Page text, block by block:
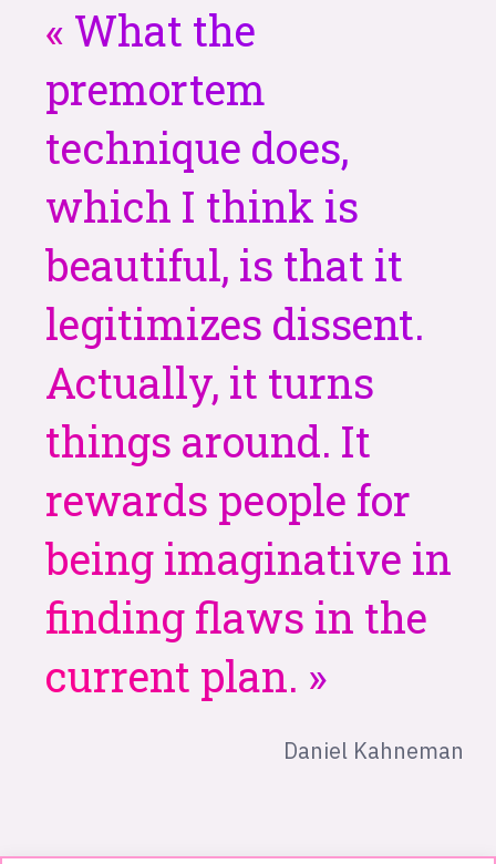
What the
premortem
technique does,
which I think is
beautiful, is that it
legitimizes dissent.
Actually, it turns
things around. It
rewards people for
being imaginative in
finding flaws in the
current plan.
Daniel Kahneman